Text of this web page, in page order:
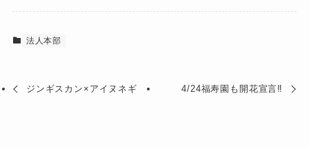
法人本部
ジンギスカン×アイヌネギ 4/24福寿園も開花宣言‼︎